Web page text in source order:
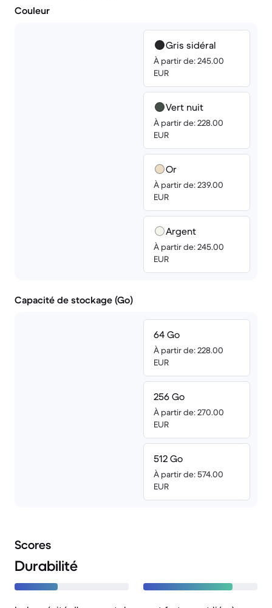
Couleur
Gris sidéral
À partir de: 245.00
EUR
Vert nuit
À partir de: 228.00
EUR
Or
À partir de: 239.00
EUR
Argent
À partir de: 245.00
EUR
Capacité de stockage (Go)
64 Go
À partir de: 228.00
EUR
256 Go
À partir de: 270.00
EUR
512 Go
À partir de: 574.00
EUR
Scores
Durabilité